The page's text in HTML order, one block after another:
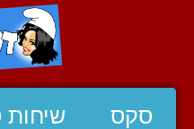
סקס שיחות